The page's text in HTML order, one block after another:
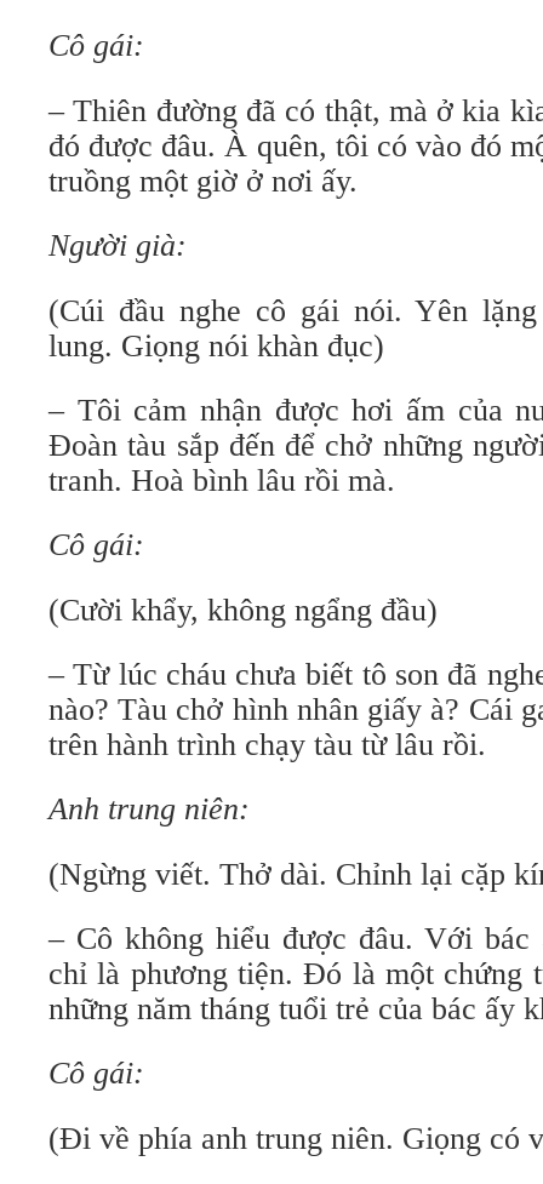
Cô gái:
– Thiên đường đã có thật, mà ở kia
đó được đâu. À quên, tôi có vào đó
truồng một giờ ở nơi ấy.
Người già:
(Cúi đầu nghe cô gái nói. Yên
lung. Giọng nói khàn đục)
– Tôi cảm nhận được hơi ấm của
Đoàn tàu sắp đến để chở những
tranh. Hoà bình lâu rồi mà.
Cô gái:
(Cười khẩy, không ngẩng đầu)
– Từ lúc cháu chưa biết tô son đã
nào? Tàu chở hình nhân giấy à? Cái
trên hành trình chạy tàu từ lâu rồi.
Anh trung niên:
(Ngừng viết. Thở dài. Chỉnh lại cặp
– Cô không hiểu được đâu. Với bác
chỉ là phương tiện. Đó là một chứng
những năm tháng tuổi trẻ của bác ấy
Cô gái:
(Đi về phía anh trung niên. Giọng có